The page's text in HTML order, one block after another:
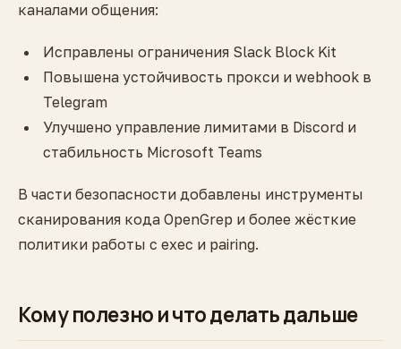
каналами общения:
Исправлены ограничения Slack Block Kit
Повышена устойчивость прокси и webhook в
Telegram
Улучшено управление лимитами в Discord и
стабильность Microsoft Teams
В части безопасности добавлены инструменты
сканирования кода OpenGrep и более жёсткие
политики работы с exec и pairing.
Кому полезно и что делать дальше